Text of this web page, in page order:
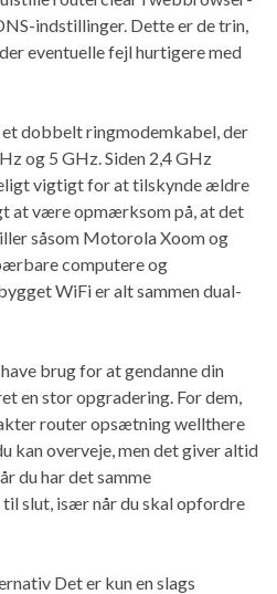
indstillinger. Dette er de trin,
eventuelle fejl hurtigere med
dobbelt ringmodemkabel, der
og 5 GHz. Siden 2,4 GHz
vigtigt for at tilskynde ældre
at være opmærksom på, at det
såsom Motorola Xoom og
computere og
WiFi er alt sammen dual-
brug for at gendanne din
en stor opgradering. For dem,
router opsætning wellthere
kan overveje, men det giver altid
du har det samme
slut, især når du skal opfordre
Det er kun en slags